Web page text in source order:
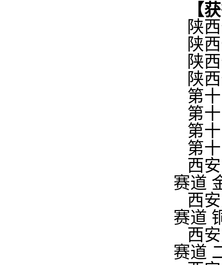
【
陕
陕
陕
陕
第
第
第
第
西
赛道
西
赛道
西
赛道